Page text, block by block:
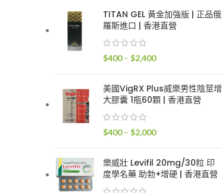
TITAN GEL 黃金加強版 | 正品俄
羅斯進口 | 香港直營
$400 – $2,400價
圍：
$2,400
美國VigRX Plus威樂男性陰莖增
大膠囊 1瓶60顆 | 香港直營
$400 – $2,000價
範
圍：
樂威壯 Levifil 20mg/30粒 印
度學名藥 助勃+增硬 | 香港直營